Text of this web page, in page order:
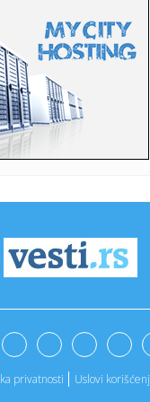
rasplet slučaja "Odželej"
Saudijske Arabije, Turske
Даћемо максимум
ukida ograničenje
od tikvica i feta sira
večeru u čast
privatnosti Uslovi